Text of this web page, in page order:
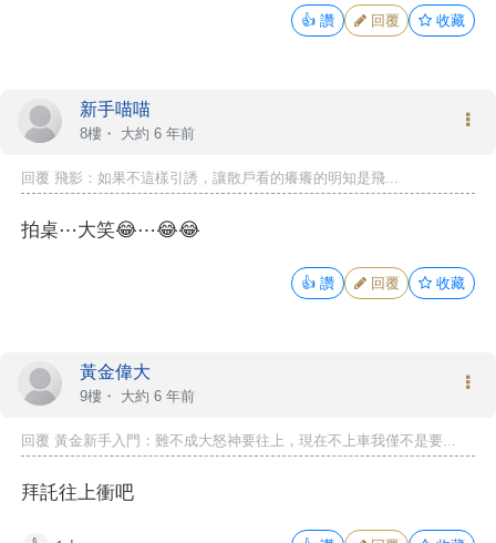
👍 讚 回覆 收藏
新手喵喵
8樓・ 大約 6 年前
回覆 飛影：如果不這樣引誘，讓散戶看的癢癢的明知是飛...
拍桌⋯大笑😂⋯😂😂
👍 讚 回覆 收藏
黃金偉大
9樓・ 大約 6 年前
回覆 黃金新手入門：難不成大怒神要往上，現在不上車我僅不是要...
拜託往上衝吧